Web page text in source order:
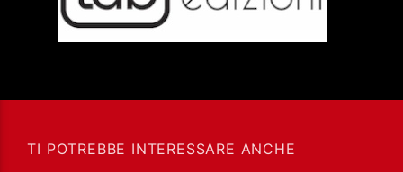
TI POTREBBE INTERESSARE ANCHE